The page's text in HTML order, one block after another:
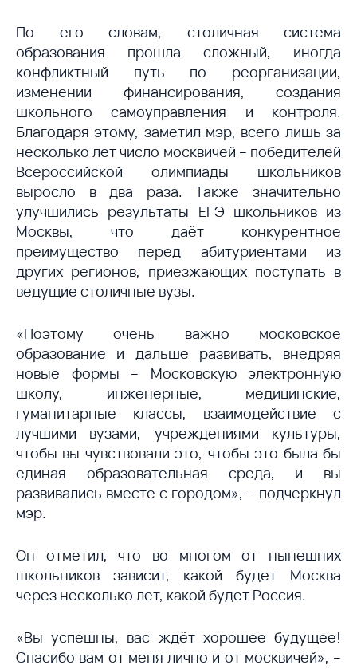
По его словам, столичная система
образования прошла сложный, иногда
конфликтный путь по реорганизации,
изменении финансирования, создания
школьного самоуправления и контроля.
Благодаря этому, заметил мэр, всего лишь за
несколько лет число москвичей – победителей
Всероссийской олимпиады школьников
выросло в два раза. Также значительно
улучшились результаты ЕГЭ школьников из
Москвы, что даёт конкурентное
преимущество перед абитуриентами из
других регионов, приезжающих поступать в
ведущие столичные вузы.
«Поэтому очень важно московское
образование и дальше развивать, внедряя
новые формы – Московскую электронную
школу, инженерные, медицинские,
гуманитарные классы, взаимодействие с
лучшими вузами, учреждениями культуры,
чтобы вы чувствовали это, чтобы это была бы
единая образовательная среда, и вы
развивались вместе с городом», – подчеркнул
мэр.
Он отметил, что во многом от нынешних
школьников зависит, какой будет Москва
через несколько лет, какой будет Россия.
«Вы успешны, вас ждёт хорошее будущее!
Спасибо вам от меня лично и от москвичей», –